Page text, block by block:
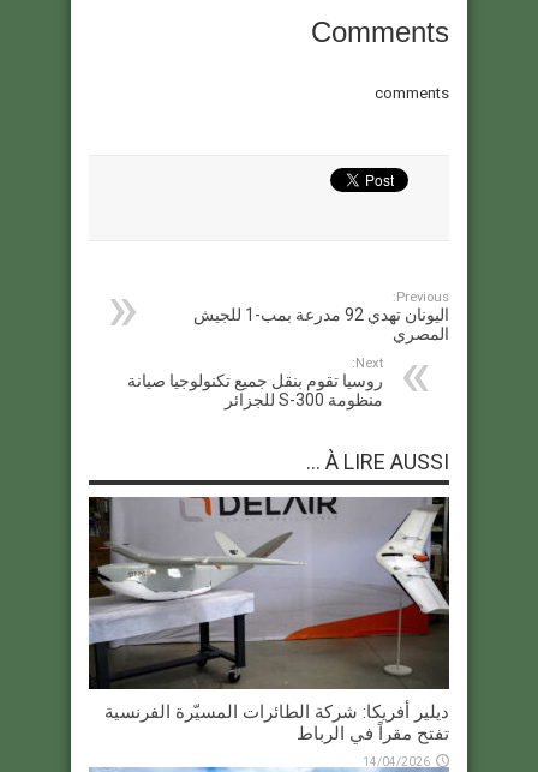
Comments
comments
Previous:
اليونان تهدي 92 مدرعة بمب-1 للجيش
المصري
Next:
روسيا تقوم بنقل جميع تكنولوجيا صيانة
منظومة S-300 للجزائر
À LIRE AUSSI ...
ديلير أفريكا: شركة الطائرات المسيّرة الفرنسية
تفتح مقراً في الرباط
14/04/2026